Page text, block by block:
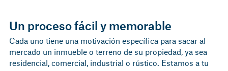
Un proceso fácil y memorable
Cada uno tiene una motivación específica para sacar al
mercado un inmueble o terreno de su propiedad, ya sea
residencial, comercial, industrial o rústico. Estamos a tu